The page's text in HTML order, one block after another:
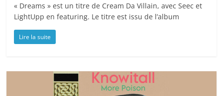
« Dreams » est un titre de Cream Da Villain, avec Seec et
LightUpp en featuring. Le titre est issu de l’album
Lire la suite